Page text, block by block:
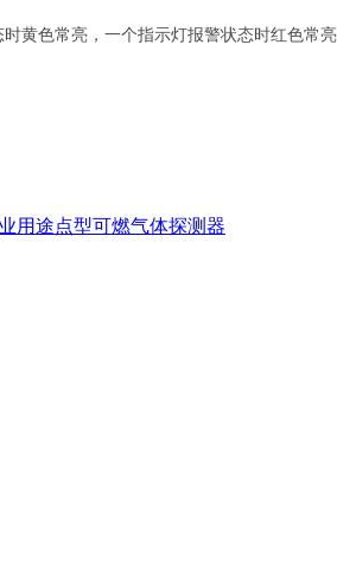
色常亮，一个指示灯报警状态时红色常
用途点型可燃气体探测器